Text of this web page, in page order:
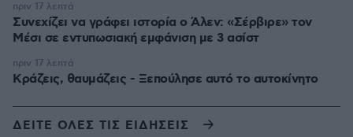
Συνεχίζει να γράφει ιστορία ο Άλεν: «Σέρβιρε» τον
Μέσι σε εντυπωσιακή εμφάνιση με 3 ασίστ
πριν 17 λεπτά
Κράζεις, θαυμάζεις - Ξεπούλησε αυτό το αυτοκίνητο
πριν 17 λεπτά
ΔΕΙΤΕ ΟΛΕΣ ΤΙΣ ΕΙΔΗΣΕΙΣ